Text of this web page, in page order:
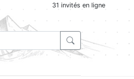
31 invités en ligne